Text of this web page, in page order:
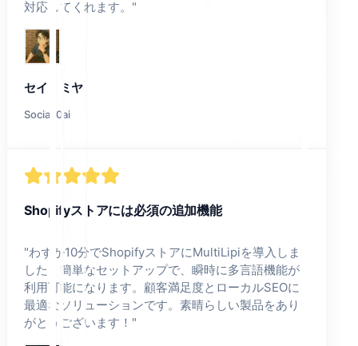
対応してくれます。 "
セイ・ミヤ
Social.0ai
Shopifyストアには必須の追加機能
"わずか10分でShopifyストアにMultiLipiを導入しま
した！簡単なセットアップで、瞬時に多言語機能が
利用可能になります。顧客満足度とローカルSEOに
最適なソリューションです。素晴らしい製品をあり
がとうございます！ "